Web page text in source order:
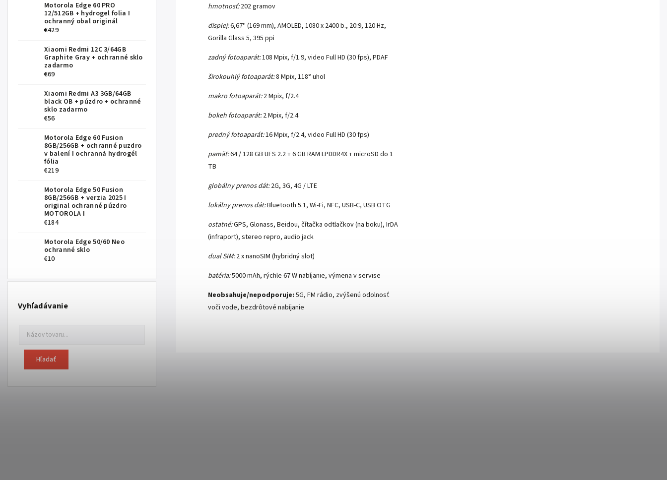
Motorola Edge 60 PRO
12/512GB + hydrogel folia I
ochranný obal originál
€429
Xiaomi Redmi 12C 3/64GB
Graphite Gray + ochranné sklo
zadarmo
€69
Xiaomi Redmi A3 3GB/64GB
black OB + púzdro + ochranné
sklo zadarmo
€56
Motorola Edge 60 Fusion
8GB/256GB + ochranné puzdro
v balení I ochranná hydrogél
fólia
€219
Motorola Edge 50 Fusion
8GB/256GB + verzia 2025 I
original ochranné púzdro
MOTOROLA I
€184
Motorola Edge 50/60 Neo
ochranné sklo
€10
Vyhľadávanie
Hľadať
hmotnosť:202 gramov
displej:6,67'' (169 mm), AMOLED, 1080 x 2400 b., 20:9, 120 Hz,
Gorilla Glass 5, 395 ppi
zadný fotoaparát:108 Mpix, f/1.9, video Full HD (30 fps), PDAF
širokouhlý fotoaparát:8 Mpix, 118° uhol
makro fotoaparát:2 Mpix, f/2.4
bokeh fotoaparát:2 Mpix, f/2.4
predný fotoaparát:16 Mpix, f/2.4, video Full HD (30 fps)
pamäť:64 / 128 GB UFS 2.2 + 6 GB RAM LPDDR4X + microSD do 1
TB
globálny prenos dát:2G, 3G, 4G / LTE
lokálny prenos dát:Bluetooth 5.1, Wi-Fi, NFC, USB-C, USB OTG
ostatné:GPS, Glonass, Beidou, čítačka odtlačkov (na boku), IrDA
(infraport), stereo repro, audio jack
dual SIM:2 x nanoSIM (hybridný slot)
batéria:5000 mAh, rýchle 67 W nabíjanie, výmena v servise
Neobsahuje/nepodporuje: 5G, FM rádio, zvýšenú odolnosť
voči vode, bezdrôtové nabíjanie